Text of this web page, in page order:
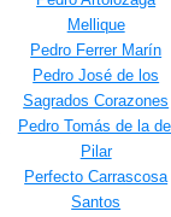
Mellique
Pedro Ferrer Marín
Pedro José de los
Sagrados Corazones
Pedro Tomás de la del
Pilar
Perfecto Carrascosa
Santos